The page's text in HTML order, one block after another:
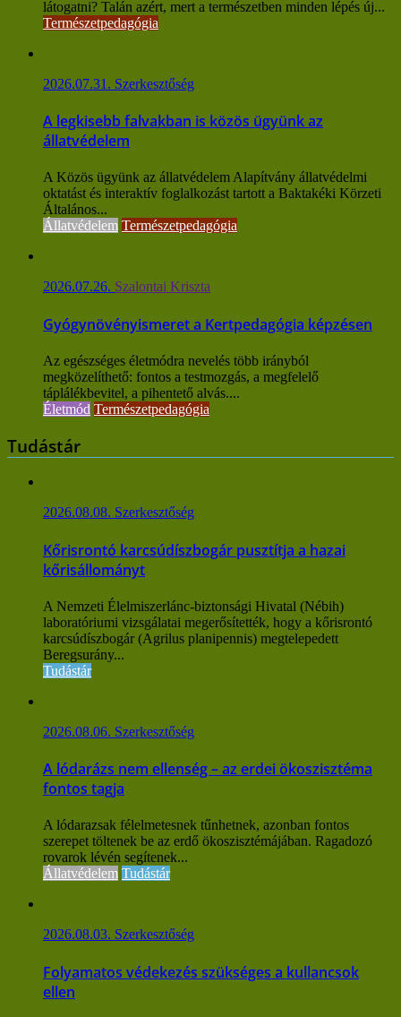
látogatni? Talán azért, mert a természetben minden lépés új...
Természetpedagógia
2026.07.31. Szerkesztőség
A legkisebb falvakban is közös ügyünk az
állatvédelem
A Közös ügyünk az állatvédelem Alapítvány állatvédelmi
oktatást és interaktív foglalkozást tartott a Baktakéki Körzeti
Általános...
Állatvédelem Természetpedagógia
2026.07.26. Szalontai Kriszta
Gyógynövényismeret a Kertpedagógia képzésen
Az egészséges életmódra nevelés több irányból
megközelíthető: fontos a testmozgás, a megfelelő
táplálékbevitel, a pihentető alvás....
Életmód Természetpedagógia
Tudástár
2026.08.08. Szerkesztőség
Kőrisrontó karcsúdíszbogár pusztítja a hazai
kőrisállományt
A Nemzeti Élelmiszerlánc-biztonsági Hivatal (Nébih)
laboratóriumi vizsgálatai megerősítették, hogy a kőrisrontó
karcsúdíszbogár (Agrilus planipennis) megtelepedett
Beregsurány...
Tudástár
2026.08.06. Szerkesztőség
A lódarázs nem ellenség – az erdei ökoszisztéma
fontos tagja
A lódarazsak félelmetesnek tűnhetnek, azonban fontos
szerepet töltenek be az erdő ökoszisztémájában. Ragadozó
rovarok lévén segítenek...
Állatvédelem Tudástár
2026.08.03. Szerkesztőség
Folyamatos védekezés szükséges a kullancsok
ellen